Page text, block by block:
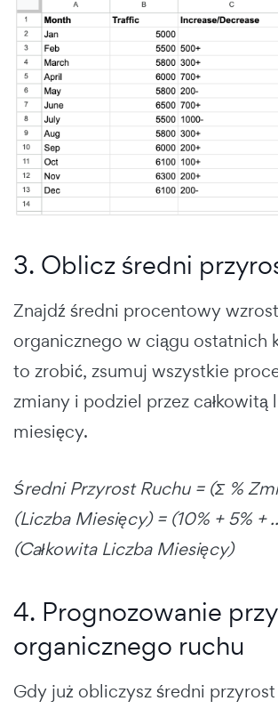
3. Oblicz średni
Znajdź średni procentowy
organicznego w ciągu ostatnich
to zrobić, zsumuj wszystkie
zmiany i podziel przez całkowitą
miesięcy.
Średni Przyrost Ruchu = (Σ %
(Liczba Miesięcy) = (10% + 5% +
(Całkowita Liczba Miesięcy)
4. Prognozowanie
organicznego ruchu
Gdy już obliczysz średni